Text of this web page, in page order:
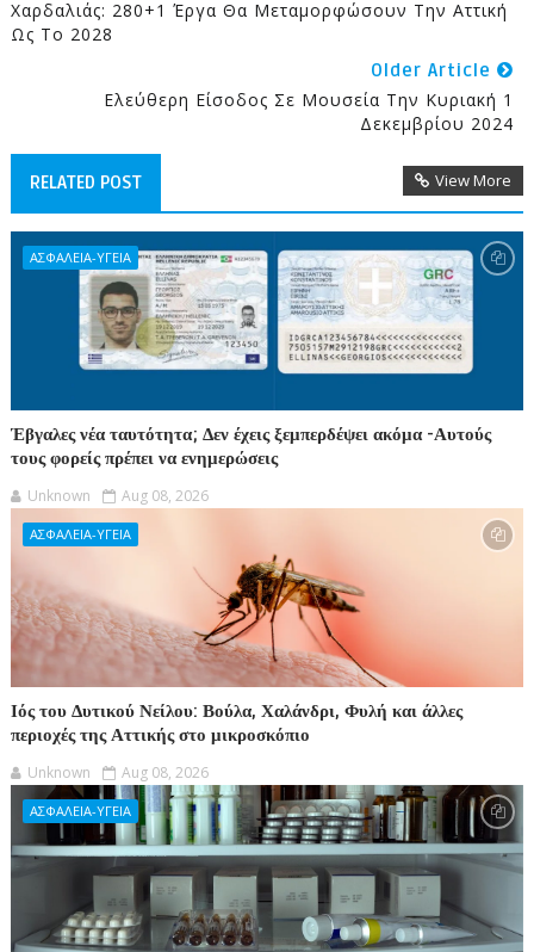
Χαρδαλιάς: 280+1 Έργα Θα Μεταμορφώσουν Την Αττική
Ως Το 2028
Older Article
Ελεύθερη Είσοδος Σε Μουσεία Την Κυριακή 1
Δεκεμβρίου 2024
RELATED POST View More
ΑΣΦΑΛΕΙΑ-ΥΓΕΙΑ
Έβγαλες νέα ταυτότητα; Δεν έχεις ξεμπερδέψει ακόμα -Αυτούς
τους φορείς πρέπει να ενημερώσεις
Unknown Aug 08, 2026
ΑΣΦΑΛΕΙΑ-ΥΓΕΙΑ
Ιός του Δυτικού Νείλου: Βούλα, Χαλάνδρι, Φυλή και άλλες
περιοχές της Αττικής στο μικροσκόπιο
Unknown Aug 08, 2026
ΑΣΦΑΛΕΙΑ-ΥΓΕΙΑ